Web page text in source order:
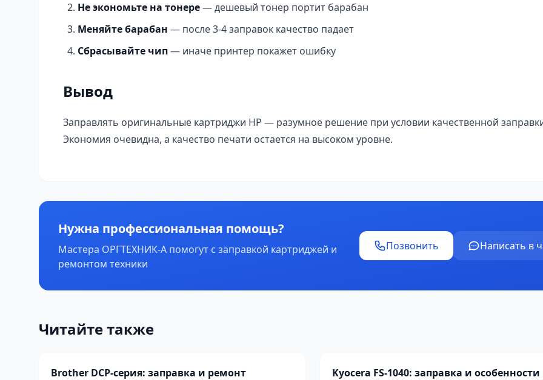
Не экономьте на тонере— дешевый тонер портит барабан
Меняйте барабан — после 3-4 заправок качество падает
Сбрасывайте чип— иначе принтер покажет ошибку
Вывод
Заправлять оригинальные картриджи HP — разумное решение при условии качественной
Экономия очевидна, а качество печати остается на высоком уровне.
Нужна профессиональная помощь?
Мастера ОРГТЕХНИК-А помогут с заправкой картриджей и
ремонтом техники
Позвонить Написать в
Читайте также
Brother DCP-серия: заправка и ремонт Kyocera FS-1040: заправка и особенности